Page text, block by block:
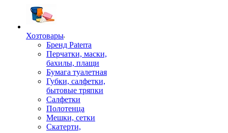
Хозтовары
Бренд Paterra
Перчатки, маски,
бахилы, плащи
Бумага туалетная
Губки, салфетки,
бытовые тряпки
Салфетки
Полотенца
Мешки, сетки
Скатерти,